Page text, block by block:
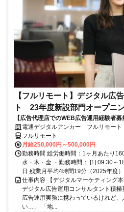
【フルリモート】デジタル広
ト 23年度新設部門オープニ
【広告代理店でのWEB広告運用経験者
G／全国×完全在宅／年休126日・土日祝
電通デジタルアンカー フルリモート
フルリモート
月給250,000円～500,000円
勤務時間 総労働時間：1ヶ月あたり
水・木・金 ・勤務時間： [1] 09:30～
日 残業月平均4時間19分（2025年度）
仕事内容 【デジタルマーケティング
デジタル広告運用コンサルタント積
広告運用実務に携わっているけれど
い…」 「地...